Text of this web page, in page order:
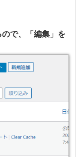
で、「編集」を